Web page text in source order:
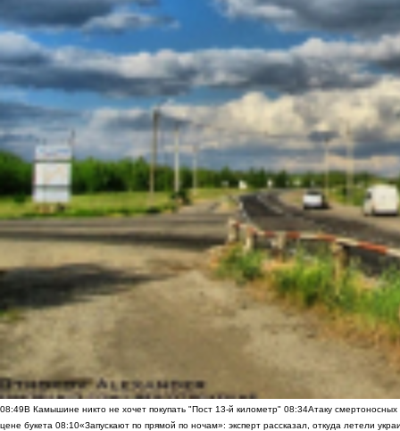
08:49В Камышине никто не хочет покупать "Пост 13-й километр" 08:34Атаку
цене букета 08:10«Запускают по прямой по ночам»: эксперт рассказал, откуда летели